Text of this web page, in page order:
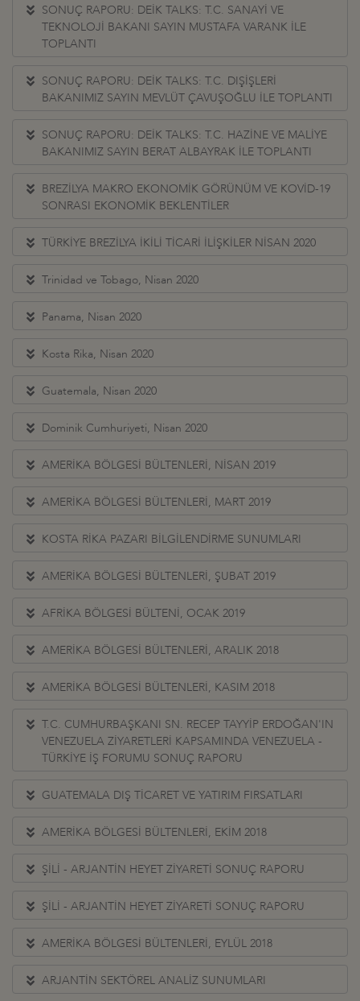
SONUÇ RAPORU: DEİK TALKS: T.C. SANAYİ VE
TEKNOLOJİ BAKANI SAYIN MUSTAFA VARANK İLE
TOPLANTI
SONUÇ RAPORU: DEİK TALKS: T.C. DIŞİŞLERİ
BAKANIMIZ SAYIN MEVLÜT ÇAVUŞOĞLU İLE TOPLANTI
SONUÇ RAPORU: DEİK TALKS: T.C. HAZİNE VE MALİYE
BAKANIMIZ SAYIN BERAT ALBAYRAK İLE TOPLANTI
BREZİLYA MAKRO EKONOMİK GÖRÜNÜM VE KOVİD-19
SONRASI EKONOMİK BEKLENTİLER
TÜRKİYE BREZİLYA İKİLİ TİCARİ İLİŞKİLER NİSAN 2020
Trinidad ve Tobago, Nisan 2020
Panama, Nisan 2020
Kosta Rika, Nisan 2020
Guatemala, Nisan 2020
Dominik Cumhuriyeti, Nisan 2020
AMERİKA BÖLGESİ BÜLTENLERİ, NİSAN 2019
AMERİKA BÖLGESİ BÜLTENLERİ, MART 2019
KOSTA RİKA PAZARI BİLGİLENDİRME SUNUMLARI
AMERİKA BÖLGESİ BÜLTENLERİ, ŞUBAT 2019
AFRİKA BÖLGESİ BÜLTENİ, OCAK 2019
AMERİKA BÖLGESİ BÜLTENLERİ, ARALIK 2018
AMERİKA BÖLGESİ BÜLTENLERİ, KASIM 2018
T.C. CUMHURBAŞKANI SN. RECEP TAYYİP ERDOĞAN'IN
VENEZUELA ZİYARETLERİ KAPSAMINDA VENEZUELA -
TÜRKİYE İŞ FORUMU SONUÇ RAPORU
GUATEMALA DIŞ TİCARET VE YATIRIM FIRSATLARI
AMERİKA BÖLGESİ BÜLTENLERİ, EKİM 2018
ŞİLİ - ARJANTİN HEYET ZİYARETİ SONUÇ RAPORU
ŞİLİ - ARJANTİN HEYET ZİYARETİ SONUÇ RAPORU
AMERİKA BÖLGESİ BÜLTENLERİ, EYLÜL 2018
ARJANTİN SEKTÖREL ANALİZ SUNUMLARI